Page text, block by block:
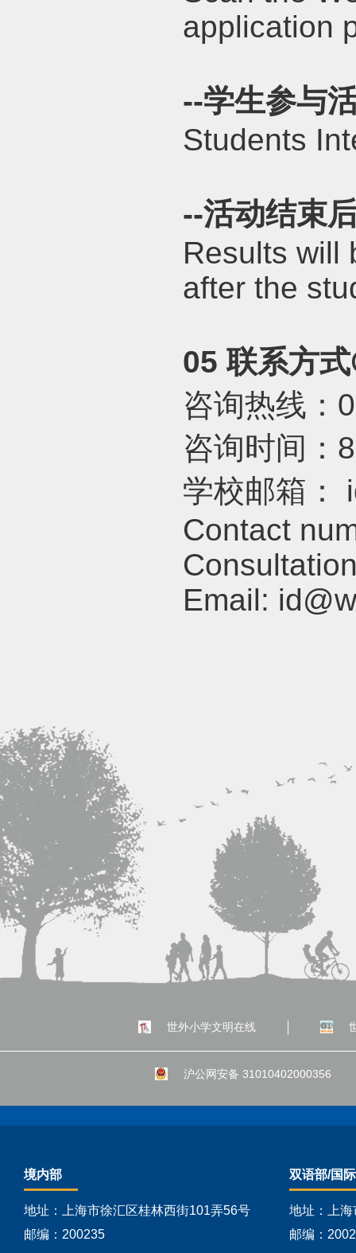
application
--学生参与
Students
--活动结束
Results will
after the
05联系方式
咨询热线：
咨询时间：
学校邮箱：
Contact
Email:
世外小学文明在线
沪公网安备 31010402000356
境内部
地址：上海市徐汇区桂林西街101弄56号
邮编：200235
双语部/国
地址：上
邮编：